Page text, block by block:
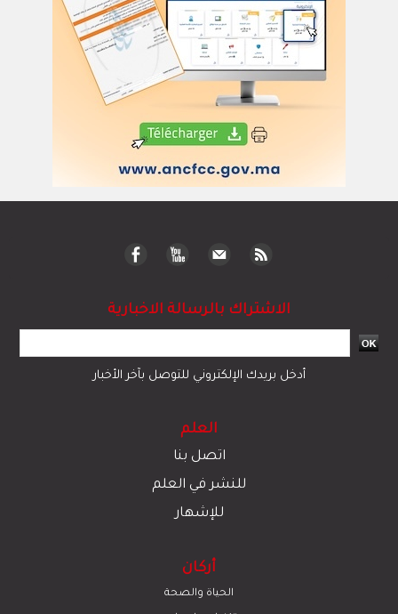
الاشتراك بالرسالة الاخبارية
أدخل بريدك الإلكتروني للتوصل بآخر الأخبار
العلم
اتصل بنا
للنشر في العلم
للإشهار
أركان
الحياة والصحة